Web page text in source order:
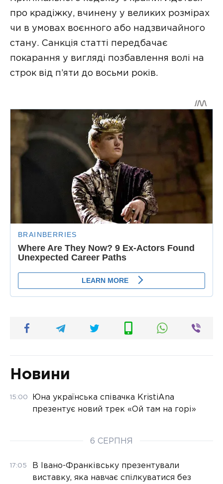
про крадіжку, вчинену у великих розмірах
чи в умовах воєнного або надзвичайного
стану. Санкція статті передбачає
покарання у вигляді позбавлення волі на
строк від п’яти до восьми років.
Новини
15:00
Юна українська співачка KristiAna
презентує новий трек «Ой там на горі»
6 СЕРПНЯ
17:05
В Івано-Франківську презентували
виставку, яка навчає спілкуватися без